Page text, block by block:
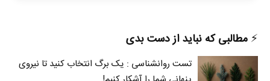
⚡️ مطالبی که نباید از دست بدی
تست روانشناسی : یک برگ انتخاب کنید تا نیروی